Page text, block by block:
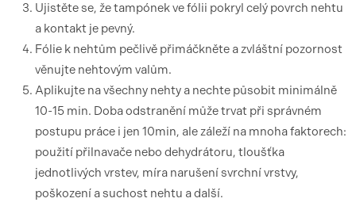
Ujistěte se, že tampónek ve fólii pokryl celý povrch nehtu
a kontakt je pevný.
Fólie k nehtům pečlivě přimáčkněte a zvláštní pozornost
věnujte nehtovým valům.
Aplikujte na všechny nehty a nechte působit minimálně
10-15 min. Doba odstranění může trvat při správném
postupu práce i jen 10min, ale záleží na mnoha faktorech:
použití přilnavače nebo dehydrátoru, tloušťka
jednotlivých vrstev, míra narušení svrchní vrstvy,
poškození a suchost nehtu a další.